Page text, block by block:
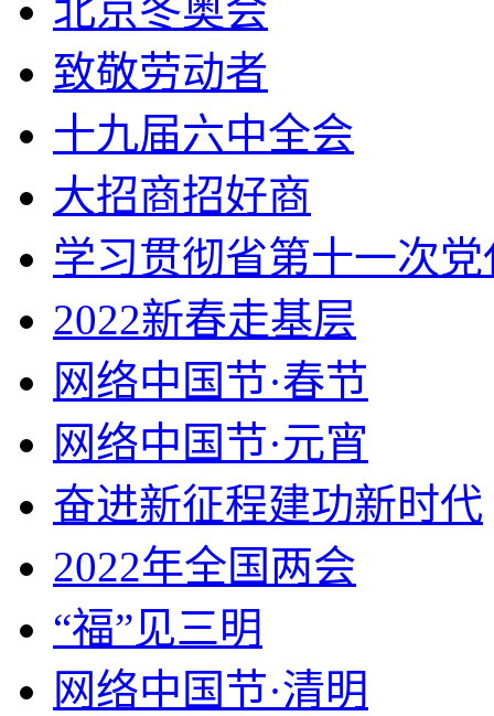
北京冬奥会
致敬劳动者
十九届六中全会
大招商招好商
学习贯彻省第十一次
2022新春走基层
网络中国节·春节
网络中国节·元宵
奋进新征程建功新时代
2022年全国两会
“福”见三明
网络中国节·清明